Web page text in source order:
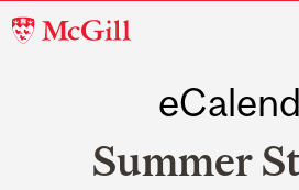
McGill
Summer